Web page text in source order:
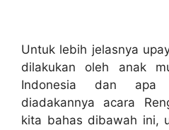
Untuk lebih jelasnya
dilakukan oleh anak
Indonesia dan apa
diadakannya acara
kita bahas dibawah ini,